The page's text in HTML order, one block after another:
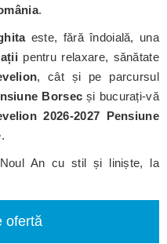
.
este, fără îndoială, una
pentru relaxare, sănătate
, cât și pe parcursul
Borsec și bucurați-vă
2026-2027 Pensiune
An cu stil și liniște, la
ofertă